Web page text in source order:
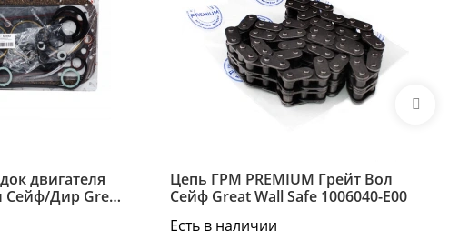
двигателя
Сейф/Дир Great
Цепь ГРМ PREMIUM Грейт Вол
Сейф Great Wall Safe 1006040-E00
Есть в наличии